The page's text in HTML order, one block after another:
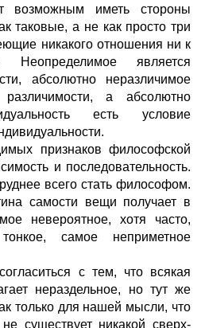
возможным иметь стороны
таковые, а не как просто три
никакого отношения ни к
Неопределимое является
абсолютно неразличимое
а абсолютно
есть условие
признаков философской
и последовательность.
всего стать философом.
самости вещи получает в
невероятное, хотя часто,
самое неприметное
с тем, что всякая
нераздельное, но тут же
только для нашей мысли, что
существует никакой сверх-